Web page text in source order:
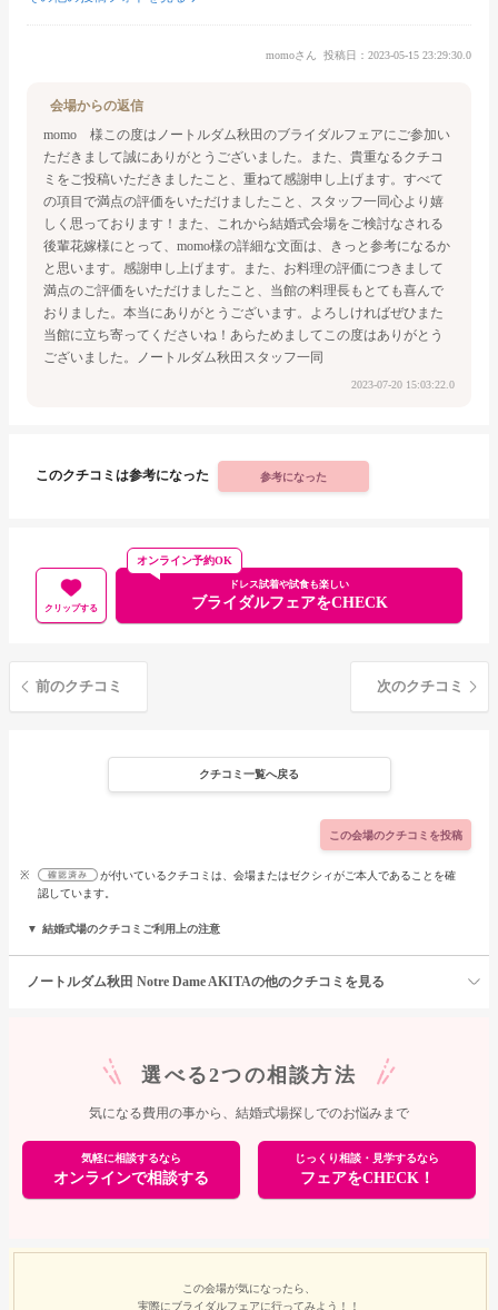
momoさん 投稿日：2023-05-15 23:29:30.0
会場からの返信
momo 様この度はノートルダム秋田のブライダルフェアにご参加い
ただきまして誠にありがとうございました。
また、貴重なるクチコ
ミをご投稿いただきましたこと、重ねて感謝申し上げます。 すべて
の項目で満点の評価をいただけましたこと、スタッフ一同心より嬉
しく思っております！ また、これから結婚式会場をご検討なされる
後輩花嫁様にとって、 momo様の詳細な文面は、きっと参考になるか
と思います。感謝申し上げます。
また、お料理の評価につきまして
満点のご評価をいただけましたこと、 当館の料理長もとても喜んで
おりました。本当にありがとうございます。 よろしければぜひまた
当館に立ち寄ってくださいね！ あらためましてこの度はありがとう
ございました。
ノートルダム秋田 スタッフ一同
2023-07-20 15:03:22.0
このクチコミは参考になった 参考になった
クリップする
ドレス試着や試食も楽しい
ブライダルフェアをCHECK
オンライン予約OK
前のクチコミ 次のクチコミ
クチコミ一覧へ戻る
この会場のクチコミを投稿
※
が付いているクチコミは、会場またはゼクシィがご本人であることを確
認しています。
結婚式場のクチコミご利用上の注意
ノートルダム秋田 Notre Dame AKITAの他のクチコミを見る
選べる2つの相談方法
気になる費用の事から、結婚式場探しでのお悩みまで
気軽に相談するなら
オンラインで相談する
じっくり相談・見学するなら
フェアをCHECK！
この会場が気になったら、
実際にブライダルフェアに行ってみよう！！